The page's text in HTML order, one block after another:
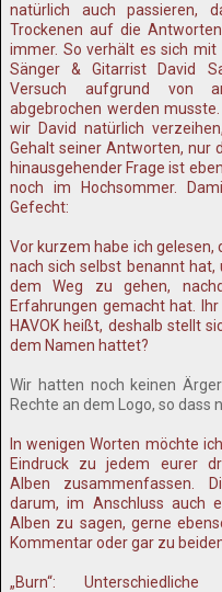
natürlich auch passieren,
Trockenen auf die
immer. So verhält es sich
Sänger & Gitarrist David
Versuch aufgrund von
abgebrochen werden
wir David natürlich
Gehalt seiner Antworten, nur
hinausgehender Frage ist
noch im Hochsommer.
Gefecht:
Vor kurzem habe ich gelesen,
nach sich selbst benannt
dem Weg zu gehen,
Erfahrungen gemacht hat.
HAVOK heißt, deshalb stellt
dem Namen hattet?
Wir hatten noch keinen
Rechte an dem Logo, so dass
In wenigen Worten möchte
Eindruck zu jedem eurer
Alben zusammenfassen.
darum, im Anschluss auch
Alben zu sagen, gerne
Kommentar oder gar zu
„Burn“: Unterschiedliche